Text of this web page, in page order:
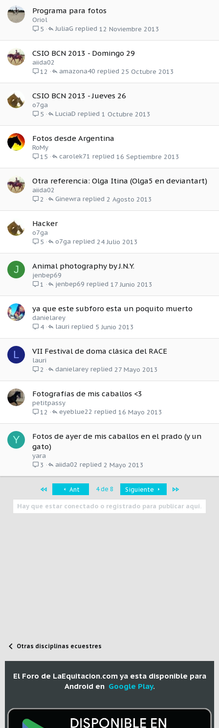
Programa para fotos
Oriol
5
12 Noviembre 2013
JuliaG
CSIO BCN 2013 - Domingo 29
aiida02
12
25 Octubre 2013
amazona40
CSIO BCN 2013 - Jueves 26
o7ga
5
1 Octubre 2013
LuciaD
Fotos desde Argentina
RoMy
15
16 Septiembre 2013
carolek71
Otra referencia: Olga Itina (Olga5 en deviantart)
aiida02
2
2 Agosto 2013
Ginewra
Hacker
o7ga
5
24 Julio 2013
o7ga
J Animal photography by J.N.Y.
jenbep69
1
17 Junio 2013
jenbep69
ya que este subforo esta un poquito muerto
danielarey
4
5 Junio 2013
lauri
L VII Festival de doma clásica del RACE
lauri
2
27 Mayo 2013
danielarey
Fotografías de mis caballos <3
petitpassy
12
16 Mayo 2013
eyeblue22
Y
Fotos de ayer de mis caballos en el prado (y un
gato)
yara
3
2 Mayo 2013
aiida02
Primero Ant 4 de 8 Siguiente
Hay que estar conectado o registrado para publicar aquí.
Otras disciplinas ecuestres
El Foro de LaEquitacion.com ya esta disponible para
Android en Google Play.